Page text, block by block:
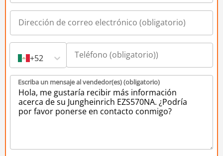
+52
Escriba un mensaje al vendedor(es) (obligatorio)